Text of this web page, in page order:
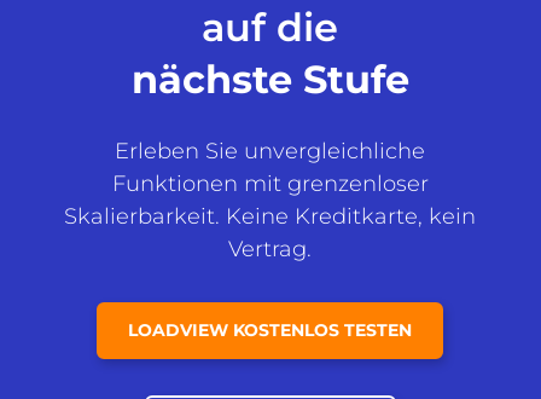
auf die
nächste Stufe
Erleben Sie unvergleichliche
Funktionen mit grenzenloser
Skalierbarkeit. Keine Kreditkarte, kein
Vertrag.
LOADVIEW KOSTENLOS TESTEN